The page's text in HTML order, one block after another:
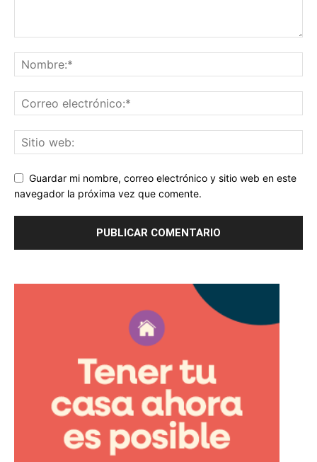
Guardar mi nombre, correo electrónico y sitio web en este
navegador la próxima vez que comente.